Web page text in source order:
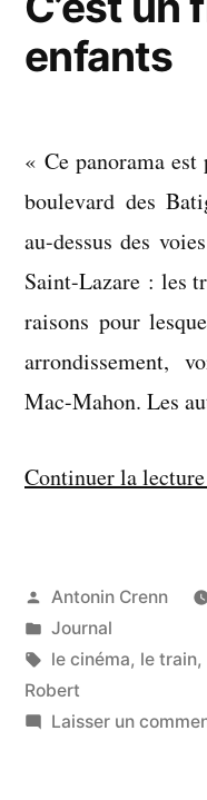
enfants
« Ce panorama
boulevard des
au-dessus des
Saint-Lazare : les
raisons pour
arrondissement,
Mac-Mahon. Les
Continuer la lecture
Publié
par
Antonin Crenn
Publié
dans
Journal
Étiquettes :
le cinéma, le train,
Robert
Laisser un